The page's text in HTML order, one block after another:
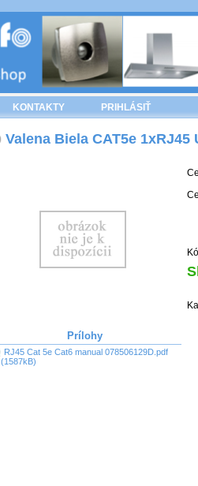
KONTAKTY PRIHLÁSIŤ
Valena Biela CAT5e
Prílohy
RJ45 Cat 5e Cat6 manual 078506129D.pdf
(1587kB)